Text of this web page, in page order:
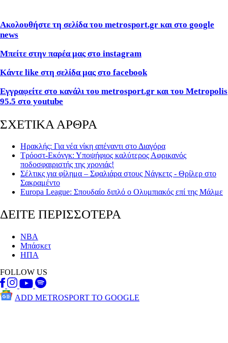
Ακολουθήστε τη σελίδα του metrosport.gr και στο google
news
Μπείτε στην παρέα μας στο instagram
Κάντε like στη σελίδα μας στο facebook
Εγγραφείτε στο κανάλι του metrosport.gr και του Metropolis
95.5 στο youtube
ΣΧΕΤΙΚΑ ΑΡΘΡΑ
Ηρακλής: Για νέα νίκη απέναντι στο Διαγόρα
Τρόοστ-Εκόνγκ: Υποψήφιος καλύτερος Αφρικανός
ποδοσφαιριστής της χρονιάς!
Σέλτικς για φίλημα – Σφαλιάρα στους Νάγκετς - Θρίλερ στο
Σακραμέντο
Europa League: Σπουδαίο διπλό ο Ολυμπιακός επί της Μάλμε
ΔΕΙΤΕ ΠΕΡΙΣΣΟΤΕΡΑ
NBA
Μπάσκετ
ΗΠΑ
FOLLOW US
ADD METROSPORT TO GOOGLE